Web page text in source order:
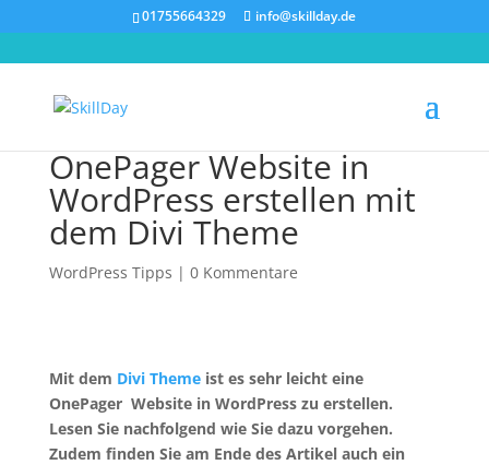
01755664329 info@skillday.de
OnePager Website in
WordPress erstellen mit
dem Divi Theme
WordPress Tipps | 0 Kommentare
Mit dem Divi Themeist es sehr leicht eine
OnePager Website in WordPress zu erstellen.
Lesen Sie nachfolgend wie Sie dazu vorgehen.
Zudem finden Sie am Ende des Artikel auch ein